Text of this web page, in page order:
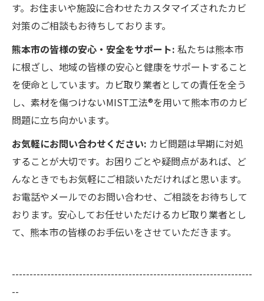
す。お住まいや施設に合わせたカスタマイズされたカビ
対策のご相談もお待ちしております。
熊本市の皆様の安心・安全をサポート: 私たちは熊本市
に根ざし、地域の皆様の安心と健康をサポートすること
を使命としています。カビ取り業者としての責任を全う
し、素材を傷つけないMIST工法®を用いて熊本市のカビ
問題に立ち向かいます。
お気軽にお問い合わせください: カビ問題は早期に対処
することが大切です。お困りごとや疑問点があれば、ど
んなときでもお気軽にご相談いただければと思います。
お電話やメールでのお問い合わせ、ご相談をお待ちして
おります。安心してお任せいただけるカビ取り業者とし
て、熊本市の皆様のお手伝いをさせていただきます。
--------------------------------------------------------------------
--